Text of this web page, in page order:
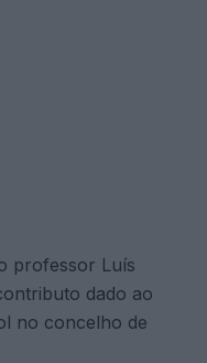
professor Luís
dado ao
no concelho de